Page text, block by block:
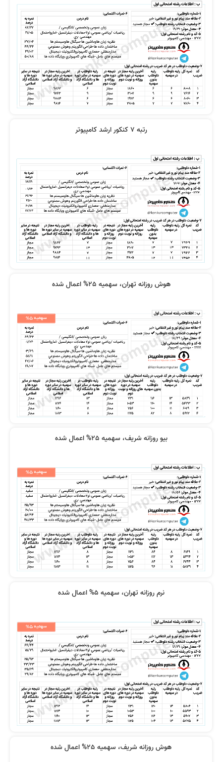
نظر رتبه 8 کنکور 1400
نظر رتبه 2: معماری کامپیوتر و منطقی
100 زدم
نظر رتبه 12 کنکور ارشد کامپیوتر 1401 نظر رتبه 24: خیلی کامل و جامع است
بودن
همه دروس عالی تدریس شده بودند نیار نیست کتاب تهیه کنید
فیلم ها با بیان شیوا و بدون ابهام بود کیفیت بالا و هزینه مناسب
نظر رتبه 11 کنکور 1400 فیلم‌ها بی‌نیازم کرد
تدریس زیبا و بیان شیوا فیلم‌ درس و تست کافیست
فیلم های استاد رضوی از همه نظر
عالی بودند
کیفیت و نحوه تدریس و قدرت بیان
اساتید از همه نظر خوب بود
خیلی راضی بودم درسها خیلی عمیق
از همه دروس خیلی راضی بودم
رتبه 7 کنکور ارشد کامپیوتر
هوش روزانه تهران، سهمیه 25% اعمال شده
بیو روزانه شریف، سهمیه 25% اعمال شده
نرم روزانه تهران، سهمیه 5% اعمال شده
هوش روزانه شریف، سهمیه 25% اعمال شده